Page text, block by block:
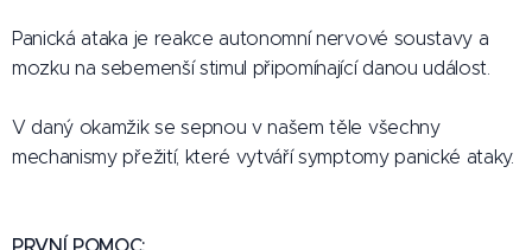
Panická ataka je reakce autonomní nervové soustavy a
mozku na sebemenší stimul připomínající danou událost.
V daný okamžik se sepnou v našem těle všechny
mechanismy přežití, které vytváří symptomy panické ataky.
PRVNÍ POMOC: